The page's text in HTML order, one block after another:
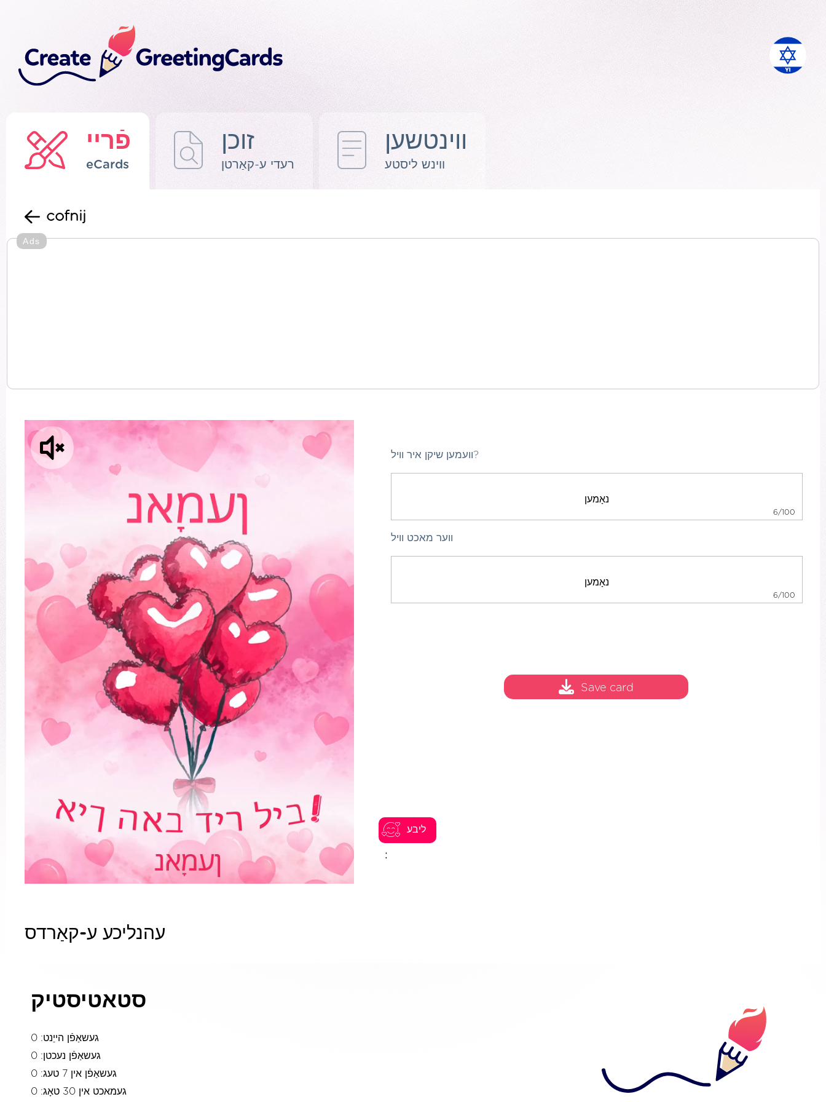
פֿריי
eCards
זוכן
רעדי ע-קאַרטן
ווינטשען
ווינש ליסטע
cofnij
Ads
וועמען שיקן איר וויל?
6/100
ווער מאכט וויל
6/100
ליבע
:
Save card
עהנליכע ע-קאַרדס
סטאטיסטיק
געשאַפֿן הייַנט: 0
געשאַפֿן נעכטן: 0
געשאַפֿן אין 7 טעג: 0
געמאכט אין 30 טאָג: 0